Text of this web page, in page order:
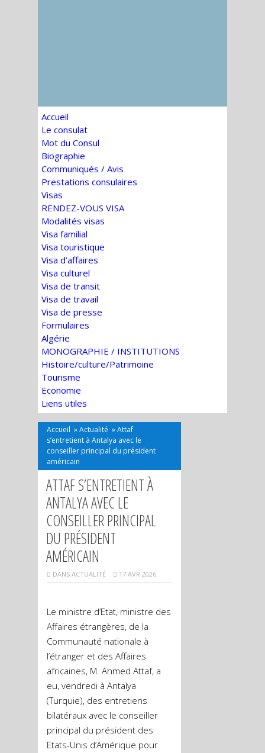
Accueil
Le consulat
Mot du Consul
Biographie
Communiqués / Avis
Prestations consulaires
Visas
RENDEZ-VOUS VISA
Modalités visas
Visa familial
Visa touristique
Visa d’affaires
Visa culturel
Visa de transit
Visa de travail
Visa de presse
Formulaires
Algérie
MONOGRAPHIE / INSTITUTIONS
Histoire/culture/Patrimoine
Tourisme
Economie
Liens utiles
Accueil »Actualité »Attaf
s’entretient à Antalya avec le
conseiller principal du président
américain
ATTAF S’ENTRETIENT À
ANTALYA AVEC LE
CONSEILLER PRINCIPAL
DU PRÉSIDENT
AMÉRICAIN
DANS ACTUALITÉ 17 AVR 2026
Le ministre d’Etat, ministre des
Affaires étrangères, de la
Communauté nationale à
l’étranger et des Affaires
africaines, M. Ahmed Attaf, a
eu, vendredi à Antalya
(Turquie), des entretiens
bilatéraux avec le conseiller
principal du président des
Etats-Unis d’Amérique pour